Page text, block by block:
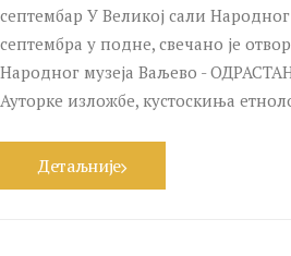
септембар У Великој сали
септембра у подне, свечано је
Народног музеја Ваљево -
Ауторке изложбе, кустоскиња
Детаљније